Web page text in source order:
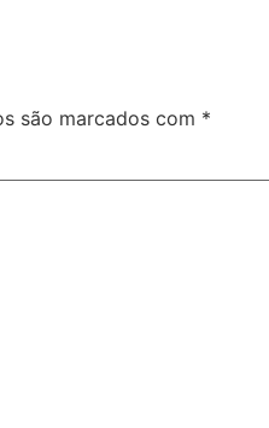
são marcados com *